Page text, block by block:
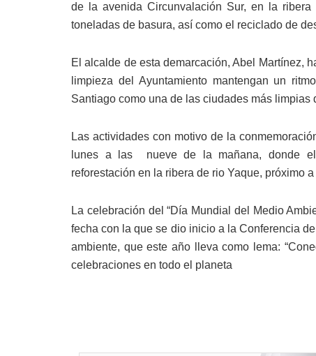
de la avenida Circunvalación Sur, en la
toneladas de basura, así como el reciclado de
El alcalde de esta demarcación, Abel Martínez,
limpieza del Ayuntamiento mantengan un
Santiago como una de las ciudades más limpias
Las actividades con motivo de la
lunes a las nueve de la mañana, donde
reforestación en la ribera de rio Yaque, próximo
La celebración del “Día Mundial del Medio
fecha con la que se dio inicio a la Conferencia
ambiente, que este año lleva como lema:
celebraciones en todo el planeta